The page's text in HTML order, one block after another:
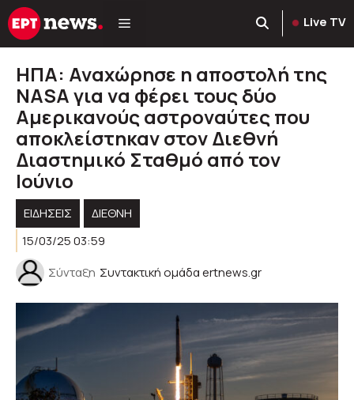
Μετάβαση
σε
Live TV
ΗΠΑ: Αναχώρησε η αποστολή της
NASA για να φέρει τους δύο
Aμερικανούς αστροναύτες που
αποκλείστηκαν στον Διεθνή
Διαστημικό Σταθμό από τον
Ιούνιο
ΕΙΔΗΣΕΙΣ
ΔΙΕΘΝΗ
15/03/25 03:59
Σύνταξη Συντακτική ομάδα ertnews.gr